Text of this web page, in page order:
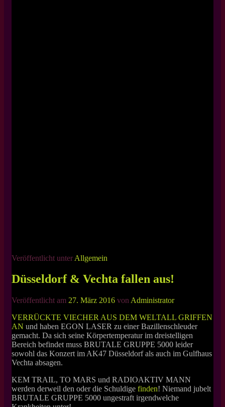
Veröffentlicht unter Allgemein
Düsseldorf & Vechta fallen aus!
Veröffentlicht am 27. März 2016 von Administrator
VERRÜCKTE VIECHER AUS DEM WELTALL GRIFFEN
AN und haben EGON LASER zu einer Bazillenschleuder
gemacht. Da sich seine Körpertemperatur im dreistelligen
Bereich befindet muss BRUTALE GRUPPE 5000 leider
sowohl das Konzert im AK47 Düsseldorf als auch im Gulfhaus
Vechta absagen.
KEM TRAIL, TO MARS und RADIOAKTIV MANN
werden derweil den oder die Schuldige finden! Niemand jubelt
BRUTALE GRUPPE 5000 ungestraft irgendwelche